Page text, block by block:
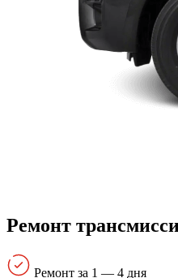
Ремонт
Ремонт за 1 — 4 дня